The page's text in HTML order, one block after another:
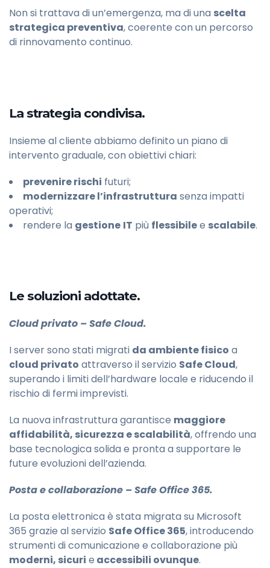
Non si trattava di un’emergenza, ma di una scelta
strategica preventiva, coerente con un percorso
di rinnovamento continuo.
La strategia condivisa.
Insieme al cliente abbiamo definito un piano di
intervento graduale, con obiettivi chiari:
prevenire rischi futuri;
modernizzare l’infrastruttura senza impatti
operativi;
rendere la gestione IT più flessibilee scalabile.
Le soluzioni adottate.
Cloud privato –Safe Cloud.
I server sono stati migrati da ambiente fisico a
cloud privato attraverso il servizio Safe Cloud,
superando i limiti dell’hardware locale e riducendo il
rischio di fermi imprevisti.
La nuova infrastruttura garantisce maggiore
affidabilità, sicurezza e scalabilità, offrendo una
base tecnologica solida e pronta a supportare le
future evoluzioni dell’azienda.
Posta e collaborazione –Safe Office 365.
La posta elettronica è stata migrata su Microsoft
365 grazie al servizio Safe Office 365, introducendo
strumenti di comunicazione e collaborazione più
moderni, sicuri e accessibili ovunque.